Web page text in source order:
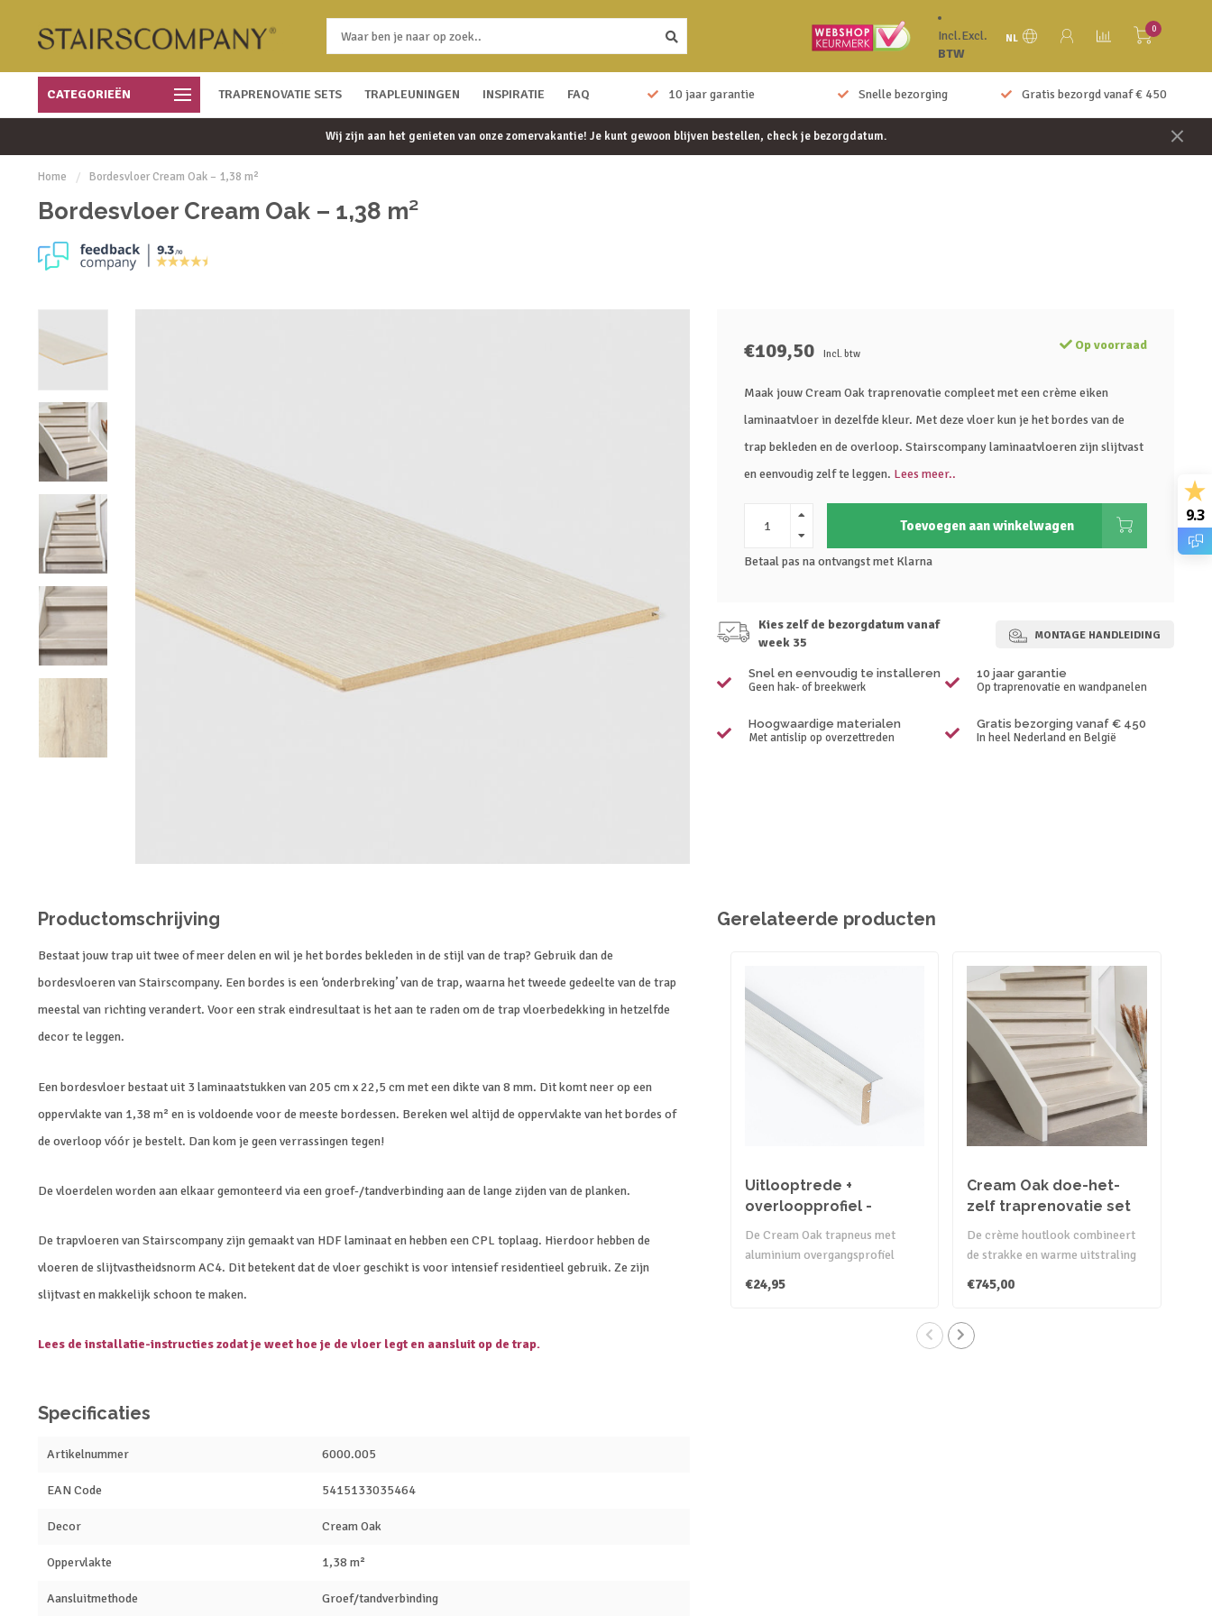
Incl.Excl.
BTW
NL
0
CATEGORIEËN TRAPRENOVATIE SETS TRAPLEUNINGEN INSPIRATIE FAQ
Snelle bezorging Gratis bezorgd vanaf € 450 Eenvoudig te monteren 10 jaar garantie Snelle bezorging Gratis bezorgd vanaf € 450
Wij zijn aan het genieten van onze zomervakantie! Je kunt gewoon blijven bestellen, check je bezorgdatum.
Home / Bordesvloer Cream Oak – 1,38 m²
Bordesvloer Cream Oak – 1,38 m²
€109,50 Incl. btw
Op voorraad
Maak jouw Cream Oak traprenovatie compleet met een crème eiken
laminaatvloer in dezelfde kleur. Met deze vloer kun je het bordes van de
trap bekleden en de overloop. Stairscompany laminaatvloeren zijn slijtvast
en eenvoudig zelf te leggen. Lees meer..
Toevoegen aan winkelwagen
Betaal pas na ontvangst met Klarna
Kies zelf de bezorgdatum vanaf
week 35
MONTAGE HANDLEIDING
Snel en eenvoudig te installeren
Geen hak- of breekwerk
10 jaar garantie
Op traprenovatie en wandpanelen
Hoogwaardige materialen
Met antislip op overzettreden
Gratis bezorging vanaf € 450
In heel Nederland en België
Productomschrijving
Bestaat jouw trap uit twee of meer delen en wil je het bordes bekleden in de stijl van de trap? Gebruik dan de
bordesvloeren van Stairscompany. Een bordes is een ‘onderbreking’ van de trap, waarna het tweede gedeelte van de trap
meestal van richting verandert. Voor een strak eindresultaat is het aan te raden om de trap vloerbedekking in hetzelfde
decor te leggen.
Een bordesvloer bestaat uit 3 laminaatstukken van 205 cm x 22,5 cm met een dikte van 8 mm. Dit komt neer op een
oppervlakte van 1,38 m² en is voldoende voor de meeste bordessen. Bereken wel altijd de oppervlakte van het bordes of
de overloop vóór je bestelt. Dan kom je geen verrassingen tegen!
De vloerdelen worden aan elkaar gemonteerd via een groef-/tandverbinding aan de lange zijden van de planken.
De trapvloeren van Stairscompany zijn gemaakt van HDF laminaat en hebben een CPL toplaag. Hierdoor hebben de
vloeren de slijtvastheidsnorm AC4. Dit betekent dat de vloer geschikt is voor intensief residentieel gebruik. Ze zijn
slijtvast en makkelijk schoon te maken.
Lees de installatie-instructies zodat je weet hoe je de vloer legt en aansluit op de trap.
Specificaties
Artikelnummer 6000.005
EAN Code 5415133035464
Decor Cream Oak
Oppervlakte 1,38 m²
Aansluitmethode Groef/tandverbinding
Gerelateerde producten
Uitlooptrede +
overloopprofiel -
Cream Oak
De Cream Oak trapneus met
aluminium overgangsprofiel
€24,95
Cream Oak doe-het-
zelf traprenovatie set
De crème houtlook combineert
de strakke en warme uitstraling
€745,00
9.3